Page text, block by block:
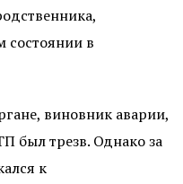
состоянии в
виновник аварии,
был трезв. Однако за
к